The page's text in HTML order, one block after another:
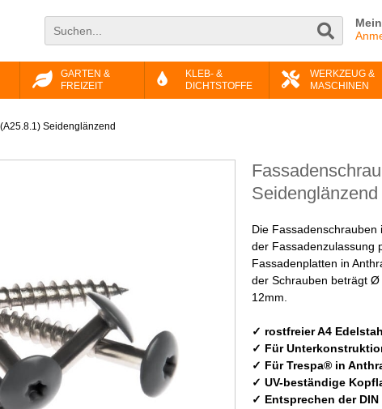
GARTEN &
FREIZEIT
KLEB- &
DICHTSTOFFE
WERKZEUG &
MASCHINEN
Seidenglänzend
Seidenglänzend
Die Fassadenschrauben
der Fassadenzulassung
Fassadenplatten in
der Schrauben beträgt
12mm.
✓ rostfreier A4
✓ Für
✓ Für Trespa® in
✓ UV-beständige
✓ Entsprechen der DIN